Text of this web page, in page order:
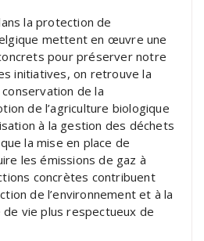
la protection de
mettent en œuvre une
pour préserver notre
initiatives, on retrouve la
de la
de l’agriculture biologique
à la gestion des déchets
la mise en place de
les émissions de gaz à
concrètes contribuent
de l’environnement et à la
de vie plus respectueux de